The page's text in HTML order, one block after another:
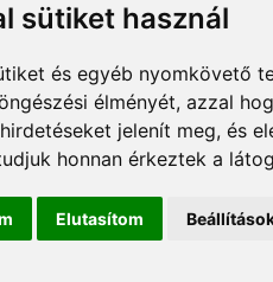
sütiket használ
és egyéb nyomkövető
élményét, azzal
jelenít meg, és
honnan érkeztek a
Elutasítom